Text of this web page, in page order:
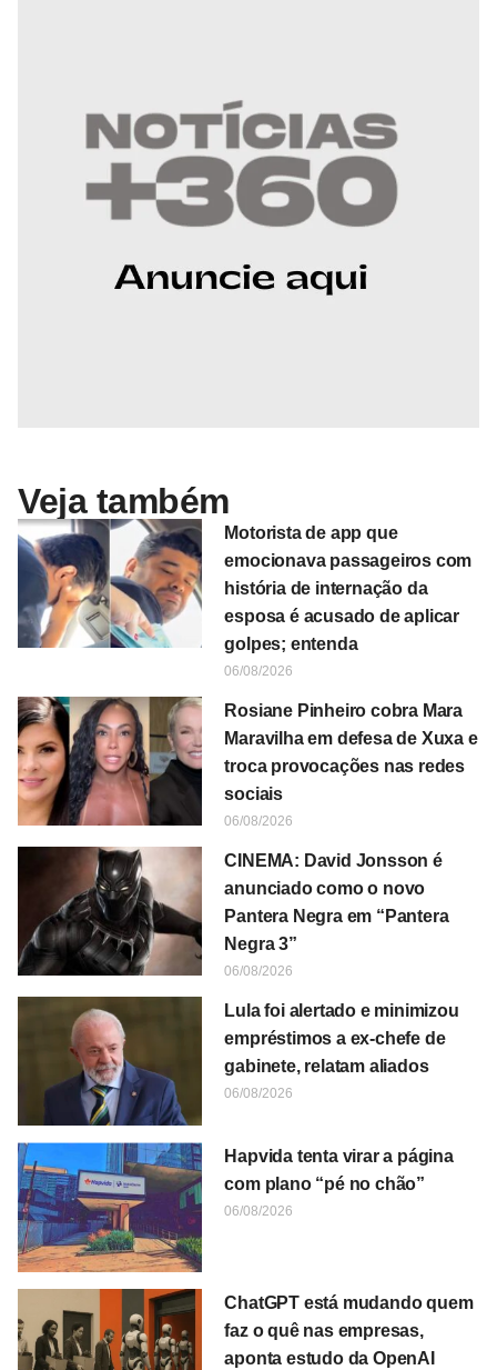
Veja também
Motorista de app que
emocionava passageiros com
história de internação da
esposa é acusado de aplicar
golpes; entenda
06/08/2026
Rosiane Pinheiro cobra Mara
Maravilha em defesa de Xuxa e
troca provocações nas redes
sociais
06/08/2026
CINEMA: David Jonsson é
anunciado como o novo
Pantera Negra em “Pantera
Negra 3”
06/08/2026
Lula foi alertado e minimizou
empréstimos a ex-chefe de
gabinete, relatam aliados
06/08/2026
Hapvida tenta virar a página
com plano “pé no chão”
06/08/2026
ChatGPT está mudando quem
faz o quê nas empresas,
aponta estudo da OpenAI